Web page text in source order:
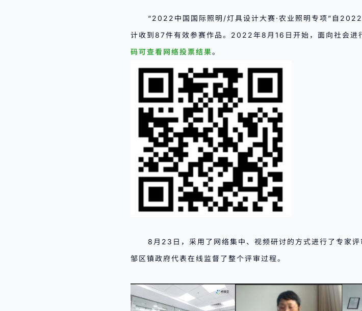
“2022中国国际照明/灯具设计大赛·农业照明专项”自
计收到87件有效参赛作品。2022年8月16日开始，面向社会进
码可查看网络投票结果。
8月23日，采用了网络集中、视频研讨的方式进行了专家
邹区镇政府代表在线监督了整个评审过程。